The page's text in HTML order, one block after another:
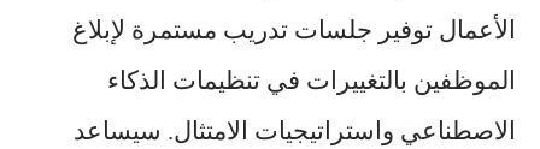
الأعمال توفير جلسات تدريب مستمرة لإبلاغ
الموظفين بالتغييرات في تنظيمات الذكاء
الاصطناعي واستراتيجيات الامتثال. سيساعد